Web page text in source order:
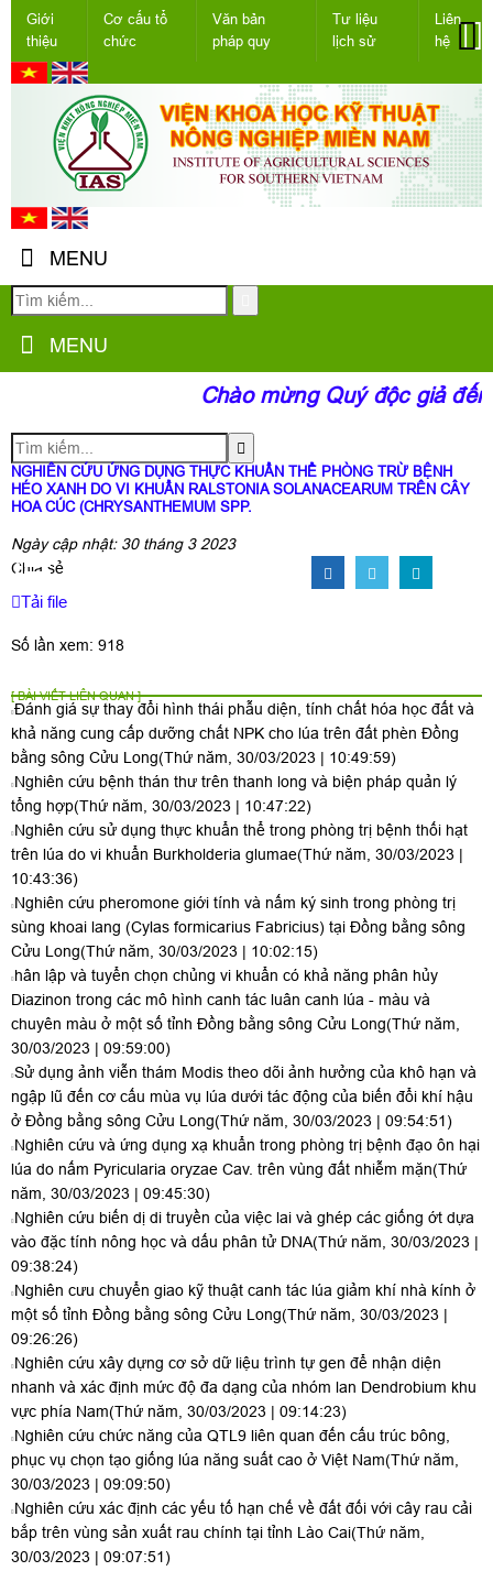
Giới
thiệu
Cơ cấu tổ
chức
Văn bản
pháp quy
Tư liệu
lịch sử
Liên
hệ
MENU
MENU
Chào mừng Quý độc giả
NGHIÊN CỨU ỨNG DỤNG THỰC KHUẨN THỂ PHÒNG TRỪ BỆNH
HÉO XANH DO VI KHUẨN RALSTONIA SOLANACEARUM TRÊN CÂY
HOA CÚC (CHRYSANTHEMUM SPP.
Ngày cập nhật: 30 tháng 3 2023
Chia sẻ
Tải file
Số lần xem: 918
[ BÀI VIẾT LIÊN QUAN ]
Đánh giá sự thay đổi hình thái phẫu diện, tính chất hóa học đất và
khả năng cung cấp dưỡng chất NPK cho lúa trên đất phèn Đồng
bằng sông Cửu Long(Thứ năm, 30/03/2023 | 10:49:59)
Nghiên cứu bệnh thán thư trên thanh long và biện pháp quản lý
tổng hợp(Thứ năm, 30/03/2023 | 10:47:22)
Nghiên cứu sử dụng thực khuẩn thể trong phòng trị bệnh thối hạt
trên lúa do vi khuẩn Burkholderia glumae(Thứ năm, 30/03/2023 |
10:43:36)
Nghiên cứu pheromone giới tính và nấm ký sinh trong phòng trị
sùng khoai lang (Cylas formicarius Fabricius) tại Đồng bằng sông
Cửu Long(Thứ năm, 30/03/2023 | 10:02:15)
hân lập và tuyển chọn chủng vi khuẩn có khả năng phân hủy
Diazinon trong các mô hình canh tác luân canh lúa - màu và
chuyên màu ở một số tỉnh Đồng bằng sông Cửu Long(Thứ năm,
30/03/2023 | 09:59:00)
Sử dụng ảnh viễn thám Modis theo dõi ảnh hưởng của khô hạn và
ngập lũ đến cơ cấu mùa vụ lúa dưới tác động của biến đổi khí hậu
ở Đồng bằng sông Cửu Long(Thứ năm, 30/03/2023 | 09:54:51)
Nghiên cứu và ứng dụng xạ khuẩn trong phòng trị bệnh đạo ôn hại
lúa do nấm Pyricularia oryzae Cav. trên vùng đất nhiễm mặn(Thứ
năm, 30/03/2023 | 09:45:30)
Nghiên cứu biến dị di truyền của việc lai và ghép các giống ớt dựa
vào đặc tính nông học và dấu phân tử DNA(Thứ năm, 30/03/2023 |
09:38:24)
Nghiên cưu chuyển giao kỹ thuật canh tác lúa giảm khí nhà kính ở
một số tỉnh Đồng bằng sông Cửu Long(Thứ năm, 30/03/2023 |
09:26:26)
Nghiên cứu xây dựng cơ sở dữ liệu trình tự gen để nhận diện
nhanh và xác định mức độ đa dạng của nhóm lan Dendrobium khu
vực phía Nam(Thứ năm, 30/03/2023 | 09:14:23)
Nghiên cứu chức năng của QTL9 liên quan đến cấu trúc bông,
phục vụ chọn tạo giống lúa năng suất cao ở Việt Nam(Thứ năm,
30/03/2023 | 09:09:50)
Nghiên cứu xác định các yếu tố hạn chế về đất đối với cây rau cải
bắp trên vùng sản xuất rau chính tại tỉnh Lào Cai(Thứ năm,
30/03/2023 | 09:07:51)